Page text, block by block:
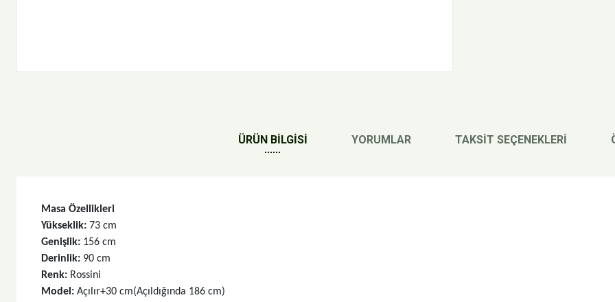
ÜRÜN BİLGİSİ YORUMLAR TAKSİT SEÇENEKLERİ
Masa Özellikleri
Yükseklik: 73 cm
Genişlik: 156 cm
Derinlik: 90 cm
Renk: Rossini
Model: Açılır+30 cm(Açıldığında 186 cm)